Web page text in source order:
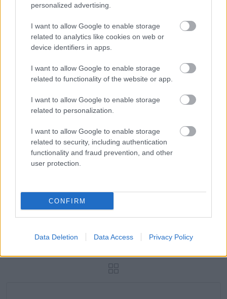
personalized advertising.
I want to allow Google to enable storage
related to analytics like cookies on web or
device identifiers in apps.
I want to allow Google to enable storage
related to functionality of the website or app.
I want to allow Google to enable storage
related to personalization.
I want to allow Google to enable storage
related to security, including authentication
functionality and fraud prevention, and other
user protection.
CONFIRM
Data Deletion Data Access Privacy Policy
Oszd meg ezt a posztot:
via
Email
ELŐZŐ POSZT
Üdvözöltem a férjemet, mint egy utast a
járatomon, miközben egy másik nő mellett
ült, azon a pénzen utazva, amit én
láb magasan voltunk, és én nem csaptam
jelenetet: a hazugságát olyan bizonyítékká
vágta.